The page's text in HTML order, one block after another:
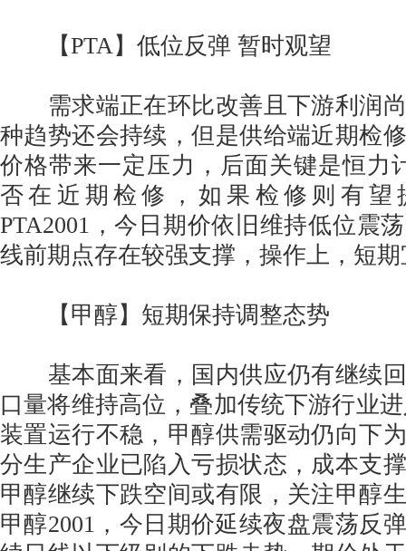
【PTA】低位反弹 暂时观望
需求端正在环比改善且下游利润尚
种趋势还会持续，但是供给端近期检
价格带来一定压力，后面关键是恒力
否在近期检修，如果检修则有望
PTA2001，今日期价依旧维持低位震
线前期点存在较强支撑，操作上，短
【甲醇】短期保持调整态势
基本面来看，国内供应仍有继续回
口量将维持高位，叠加传统下游行业
装置运行不稳，甲醇供需驱动仍向下
分生产企业已陷入亏损状态，成本支
甲醇继续下跌空间或有限，关注甲醇
甲醇2001，今日期价延续夜盘震荡反